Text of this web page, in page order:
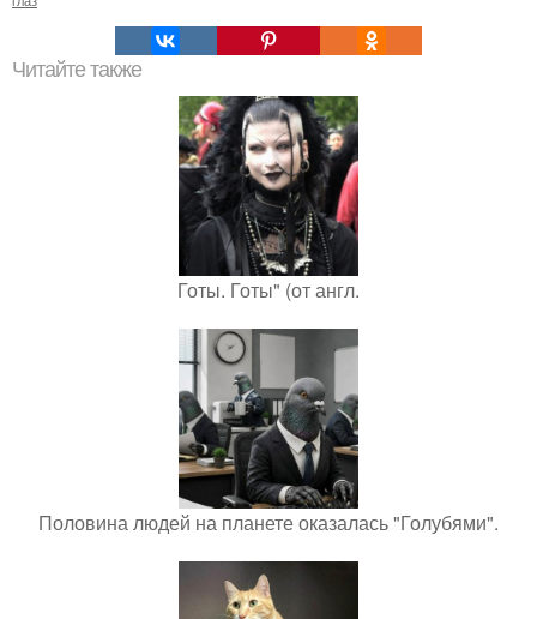
Читайте также
Готы. Готы" (от англ.
Половина людей на планете оказалась "Голубями".